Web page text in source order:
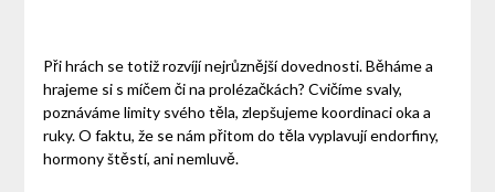
Při hrách se totiž rozvíjí nejrůznější dovednosti. Běháme a
hrajeme si s míčem či na prolézačkách? Cvičíme svaly,
poznáváme limity svého těla, zlepšujeme koordinaci oka a
ruky. O faktu, že se nám přitom do těla vyplavují endorfiny,
hormony štěstí, ani nemluvě.